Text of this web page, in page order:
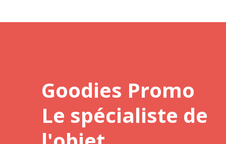
Goodies Promo
Le spécialiste de